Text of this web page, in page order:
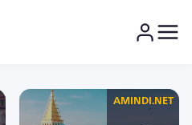
AMINDI.NET